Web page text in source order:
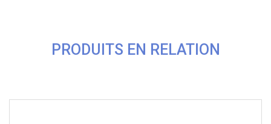
PRODUITS EN RELATION